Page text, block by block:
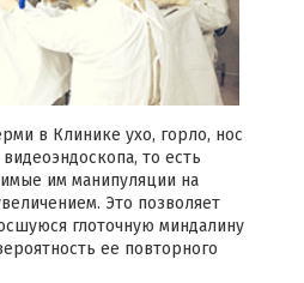
в Клинике ухо, горло, нос
то есть
им манипуляции на
Это позволяет
глоточную миндалину
ее повторного